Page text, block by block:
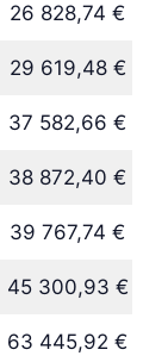
26 828,74 €
29 619,48 €
37 582,66 €
38 872,40 €
39 767,74 €
45 300,93 €
63 445,92 €